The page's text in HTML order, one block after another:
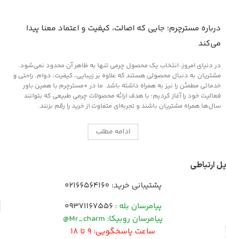
درباره مسترچرم؛ جایی که اصالت، کیفیت و اعتماد معنا پیدا
می‌کند
در دنیای امروز، انتخاب یک محصول چرمی تنها به ظاهر آن محدود نمی‌شود.
مشتریان به دنبال محصولی هستند که علاوه بر زیبایی، کیفیت، دوام، راحتی و
خدماتی مطمئن را نیز به همراه داشته باشد. ما در *مسترچرم با همین باور
فعالیت خود را آغاز کردیم؛ با هدف ارائه محصولات چرمی طبیعی که بتوانند
سال‌ها همراه مشتریان باشند و تجربه‌ای متفاوت از خرید را رقم بزنند.
ادامه مطلب
پل ارتباطی
پشتیبانی خرید: 02166564160
پیامرسان بله : 09371167556
پیامرسان روبیکا: Mr_charm@
ساعت پاسخگویی: 9 تا 18